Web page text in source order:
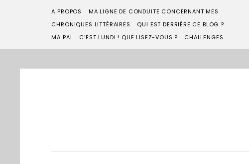
A PROPOS
MA LIGNE DE CONDUITE CONCERNANT MES
CHRONIQUES LITTÉRAIRES
QUI EST DERRIÈRE CE BLOG ?
MA PAL
C’EST LUNDI ! QUE LISEZ-VOUS ? CHALLENGES